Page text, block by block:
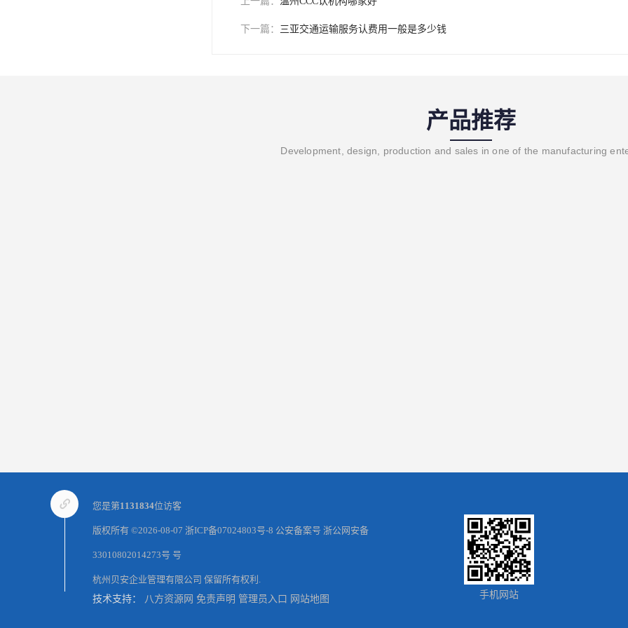
下一篇： 三亚交通运输服务认费用一般是多少钱
产品推荐
Development, design, production and sales in one of the manufacturing
您是第1131834位访客
版权所有 ©2026-08-07 浙ICP备07024803号-8 公安备案号 浙公网安备
33010802014273号 号
杭州贝安企业管理有限公司 保留所有权利.
技术支持： 八方资源网 免责声明 管理员入口 网站地图 手机网站